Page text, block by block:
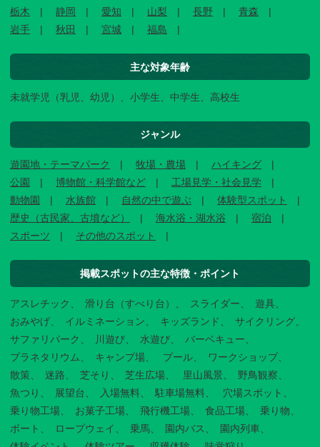
栃木
静岡 愛知 山梨 長野
青森
岩手
秋田 宮城 福島
主な対象年齢
未就学児（乳児、幼児）、小学生、中学生、高校生
ジャンル
遊園地・テーマパーク 牧場・農場
ハイキング
公園
博物館・科学館など
工場見学・社会見学
動物園
水族館 自然の中で遊ぶ
体験型スポット
歴史（古民家、古墳など）
海水浴・湖水浴
宿泊
スポーツ
その他のスポット
掲載スポットの主な特徴・ポイント
アスレチック 滑り台（すべり台） スライダー
遊具
おみやげ
イルミネーション キッズランド
サイクリング
サファリパーク
川遊び 水遊び
バーベキュー
プラネタリウム
キャンプ場 プール
ワークショップ
散策
迷路 芝そり 芝生広場 里山風景
野鳥観察
魚つり
展望台 入場無料 駐車場無料
穴場スポット
乗り物工場
お菓子工場 飛行機工場 食品工場
乗り物
ボート
ロープウェイ 乗馬 園内バス
園内列車